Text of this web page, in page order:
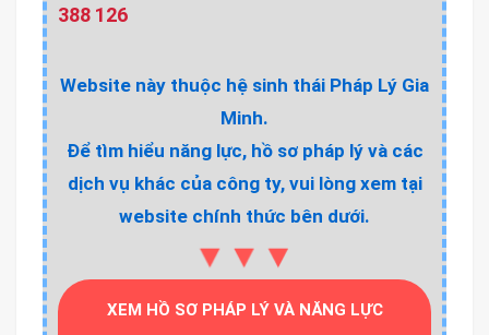
388 126
Website này thuộc hệ sinh thái Pháp Lý Gia
Minh.
Để tìm hiểu năng lực, hồ sơ pháp lý và các
dịch vụ khác của công ty, vui lòng xem tại
website chính thức bên dưới.
▼▼▼
XEM HỒ SƠ PHÁP LÝ VÀ NĂNG LỰC